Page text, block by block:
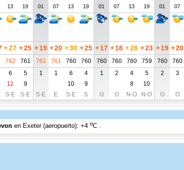
13 19 01 07 13 19 01 07 13 19 01 07
+27 +25 +19 +20 +30 +25 +17 +18 +28 +23 +19 +20
762 761 761 761 760 760 760 760 760 759 760 760
6 5 1 1 6 4 1 2 4 5 2 3
12 9 10 9 8 10
S-E S-E S-E E S-E S O O N-O N-O O O
en Exeter (aeropuerto): +4 oC .